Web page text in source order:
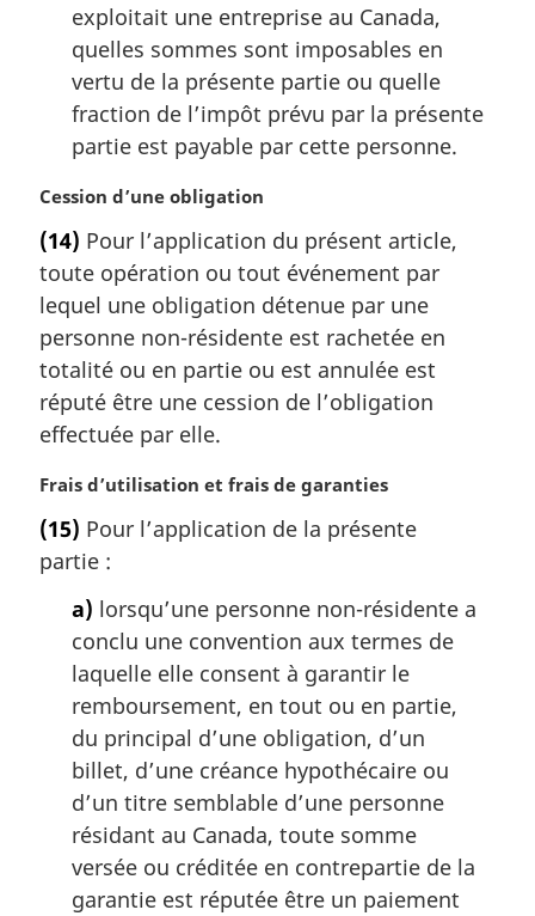
exploitait une entreprise au Canada,
quelles sommes sont imposables en
vertu de la présente partie ou quelle
fraction de l’impôt prévu par la présente
partie est payable par cette personne.
N
t
e
m
a
r
g
i
n
l
:
Cession d’une obligation
(14) Pour l’application du présent article,
toute opération ou tout événement par
lequel une obligation détenue par une
personne non-résidente est rachetée en
totalité ou en partie ou est annulée est
réputé être une cession de l’obligation
effectuée par elle.
N
t
e
Frais d’utilisation et frais de garanties
(15) Pour l’application de la présente
partie :
a) lorsqu’une personne non-résidente a
conclu une convention aux termes de
laquelle elle consent à garantir le
remboursement, en tout ou en partie,
du principal d’une obligation, d’un
billet, d’une créance hypothécaire ou
d’un titre semblable d’une personne
résidant au Canada, toute somme
versée ou créditée en contrepartie de la
garantie est réputée être un paiement